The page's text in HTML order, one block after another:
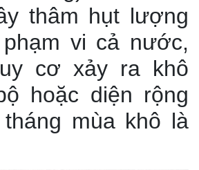
thâm hụt lượng
vi cả nước,
cơ xảy ra khô
hoặc diện rộng
mùa khô là